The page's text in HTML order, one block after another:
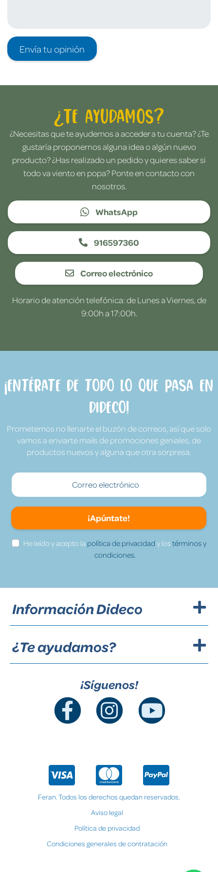
Envía tu opinión
¿Te ayudamos?
¿Necesitas que te ayudemos a acceder a tu cuenta? ¿Te
gustaría proponernos alguna idea o algún nuevo
producto? ¿Has realizado un pedido y quieres saber si
todo va viento en popa? Ponte en contacto con
nosotros.
WhatsApp
916597360
Correo electrónico
Horario de atención telefónica: de Lunes a Viernes, de
9:00h a 17:00h.
¡Entérate de todo lo que pasa en
Dideco!
Prometemos no llenarte el buzón de correos, así que solo
vamos a enviarte mails de promociones geniales, de
productos nuevos y alguna que otra sorpresa.
¡Apúntate!
He leído y acepto la política de privacidad y lostérminos y
condiciones.
Información Dideco
¿Te ayudamos?
¡Síguenos!
Feran. Todos los derechos quedan reservados.
Aviso legal
Política de privacidad
Condiciones generales de contratación